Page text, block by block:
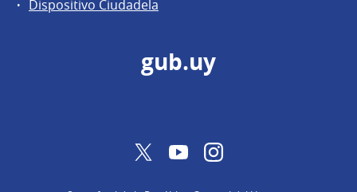
Dispositivo Ciudadela
gub.uy
TwitterYouTubeInstagram